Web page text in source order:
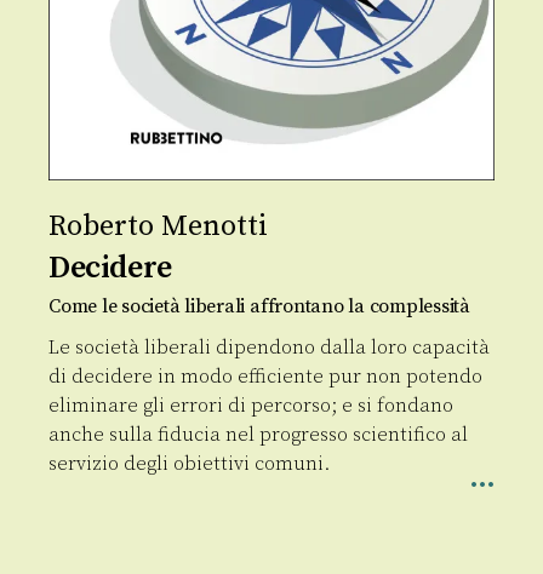
Roberto Menotti
Decidere
Come le società liberali affrontano la complessità
Le società liberali dipendono dalla loro capacità
di decidere in modo efficiente pur non potendo
eliminare gli errori di percorso; e si fondano
anche sulla fiducia nel progresso scientifico al
servizio degli obiettivi comuni.